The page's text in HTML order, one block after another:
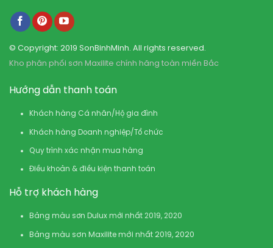
© Copyright: 2019 SonBinhMinh. All rights reserved.
Kho phân phối sơn Maxilite chính hãng toàn miền Bắc
Hướng dẫn thanh toán
Khách hàng Cá nhân/Hộ gia đình
Khách hàng Doanh nghiệp/Tổ chức
Quy trình xác nhận mua hàng
Điều khoản & điều kiện thanh toán
Hỗ trợ khách hàng
Bảng màu sơn Dulux mới nhất 2019, 2020
Bảng màu sơn Maxilite mới nhất 2019, 2020